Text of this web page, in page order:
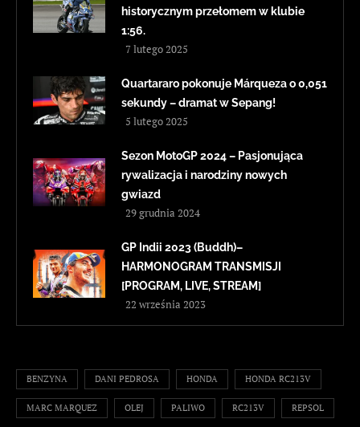
historycznym przełomem w klubie
1:56.
7 lutego 2025
Quartararo pokonuje Márqueza o 0,051
sekundy – dramat w Sepang!
5 lutego 2025
Sezon MotoGP 2024 – Pasjonująca
rywalizacja i narodziny nowych
gwiazd
29 grudnia 2024
GP Indii 2023 (Buddh)–
HARMONOGRAM TRANSMISJI
[PROGRAM, LIVE, STREAM]
22 września 2023
BENZYNA DANI PEDROSA HONDA HONDA RC213V
MARC MARQUEZ OLEJ PALIWO RC213V REPSOL